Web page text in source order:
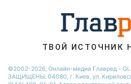
ТВОЙ ИСТОЧНИК
©2002-2026, Онлайн-медиа Главред -
ЗАЩИЩЕНЫ. 04080, г. Киев, ул.